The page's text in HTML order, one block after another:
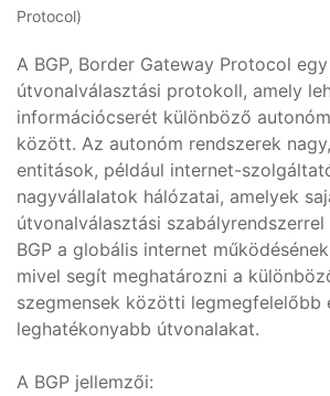
Protocol)
A BGP, Border Gateway Protocol
útvonalválasztási protokoll, amely
információcserét különböző
között. Az autonóm rendszerek
entitások, például internet-
nagyvállalatok hálózatai, amelyek
útvonalválasztási
BGP a globális internet
mivel segít meghatározni a
szegmensek közötti legmegfelelőbb
leghatékonyabb útvonalakat.
A BGP jellemzői: